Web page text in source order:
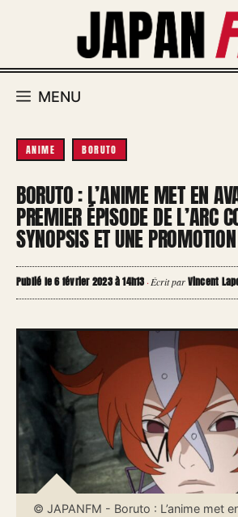
MENU
ANIME BORUTO
BORUTO : L’ANIME MET EN
PREMIER ÉPISODE DE L’ARC
SYNOPSIS ET UNE
Publié le 6 février 2023 à 14h13 · Écrit parVincent
© JAPANFM - Boruto : L’anime met